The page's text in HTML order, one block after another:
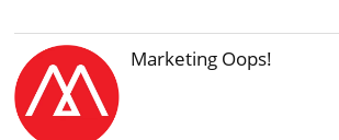
Marketing Oops!